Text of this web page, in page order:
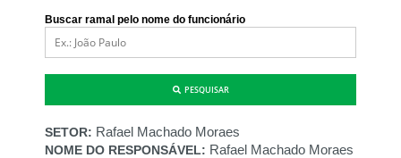
Buscar ramal pelo nome do funcionário
PESQUISAR
SETOR: Rafael Machado Moraes
NOME DO RESPONSÁVEL: Rafael Machado Moraes